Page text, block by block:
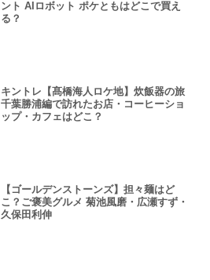
ント AIロボット ポケともはどこで買え
る？
キントレ【髙橋海人ロケ地】炊飯器の旅
千葉勝浦編で訪れたお店・コーヒーショ
ップ・カフェはどこ？
【ゴールデンストーンズ】担々麺はど
こ？ご褒美グルメ 菊池風磨・広瀬すず・
久保田利伸